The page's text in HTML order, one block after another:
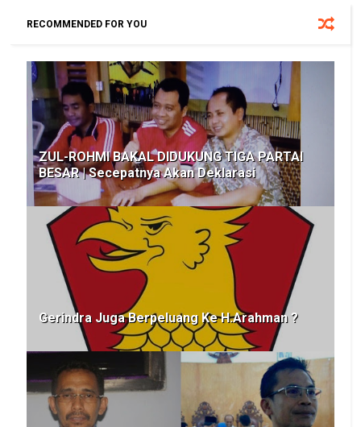
RECOMMENDED FOR YOU
ZUL-ROHMI BAKAL DIDUKUNG TIGA PARTAI
BESAR | Secepatnya Akan Deklarasi
Gerindra Juga Berpeluang Ke H.Arahman ?